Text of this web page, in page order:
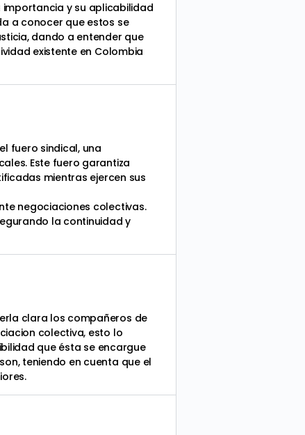
importancia y su aplicabilidad
a conocer que estos se
dando a entender que
existente en Colombia
fuero sindical, una
Este fuero garantiza
mientras ejercen sus
negociaciones colectivas.
la continuidad y
clara los compañeros de
colectiva, esto lo
que ésta se encargue
teniendo en cuenta que el